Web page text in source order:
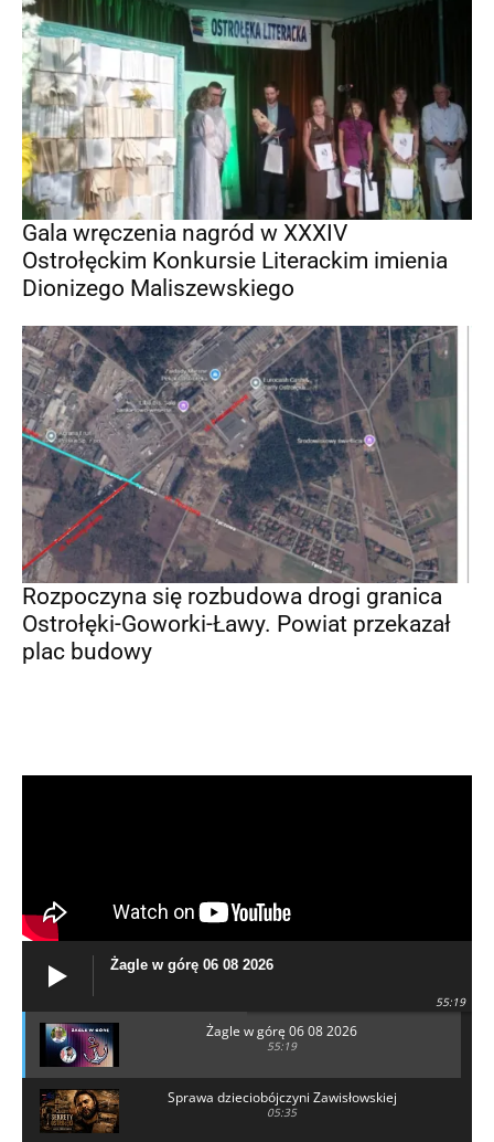
Gala wręczenia nagród w XXXIV
Ostrołęckim Konkursie Literackim imienia
Dionizego Maliszewskiego
Rozpoczyna się rozbudowa drogi granica
Ostrołęki-Goworki-Ławy. Powiat przekazał
plac budowy
Żagle w górę 06 08 2026
55:19
Żagle w górę 06 08 2026
55:19
Sprawa dzieciobójczyni Zawisłowskiej
05:35